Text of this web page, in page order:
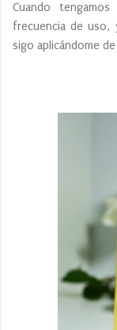
Cuando
frecuencia de
sigo aplicándome